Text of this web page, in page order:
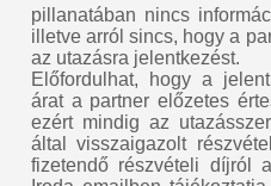
pillanatában nincs
illetve arról sincs, hogy a
az utazásra jelentkezést.
Előfordulhat, hogy a
árat a partner előzetes
ezért mindig az
által visszaigazolt
fizetendő részvételi díjról